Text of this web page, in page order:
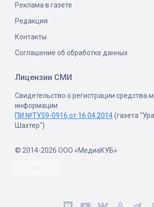
Реклама в газете
Редакция
Контакты
Соглашение об обработке данных
Лицензии СМИ
Свидетельство о регистрации средства
информации
ПИ №ТУ59-0916 от 16.04.2014(газета
Шахтер")
© 2014-2026 ООО «МедиаКУБ»